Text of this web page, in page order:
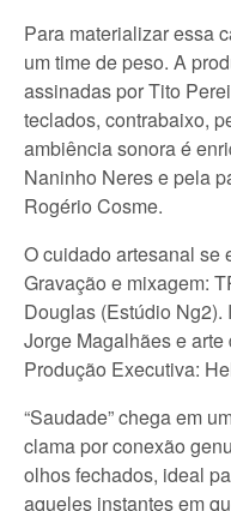
Para materializar essa
um time de peso. A
assinadas por Tito
teclados, contrabaixo,
ambiência sonora é
Naninho Neres e pela
Rogério Cosme.
O cuidado artesanal se
Gravação e mixagem:
Douglas (Estúdio
Jorge Magalhães e
Produção Executiva:
“Saudade” chega em
clama por conexão
olhos fechados, ideal
aqueles instantes em